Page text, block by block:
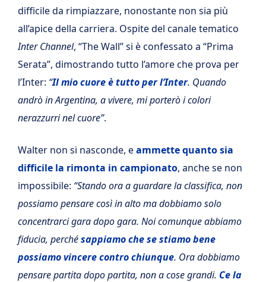
difficile da rimpiazzare, nonostante non sia più
all’apice della carriera. Ospite del canale tematico
Inter Channel, “The Wall” si è confessato a “Prima
Serata”, dimostrando tutto l’amore che prova per
l’Inter: “Il mio cuore è tutto per l’Inter. Quando
andrò in Argentina, a vivere, mi porterò i colori
nerazzurri nel cuore”.
Walter non si nasconde, eammette quanto sia
difficile la rimonta in campionato, anche se non
impossibile: “Stando ora a guardare la classifica, non
possiamo pensare così in alto ma dobbiamo solo
concentrarci gara dopo gara. Noi comunque abbiamo
fiducia, perchésappiamo che se stiamo bene
possiamo vincere contro chiunque. Ora dobbiamo
pensare partita dopo partita, non a cose grandi. Ce la